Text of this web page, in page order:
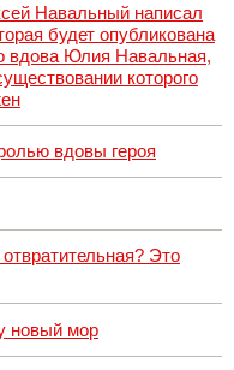
Навальный написал
будет опубликована
вдова Юлия Навальная,
которого
вдовы героя
Это
новый мор